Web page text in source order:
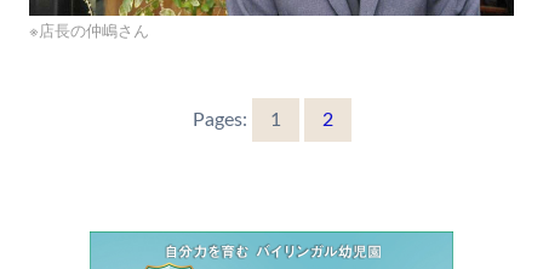
※店長の仲嶋さん
Pages: 1 2